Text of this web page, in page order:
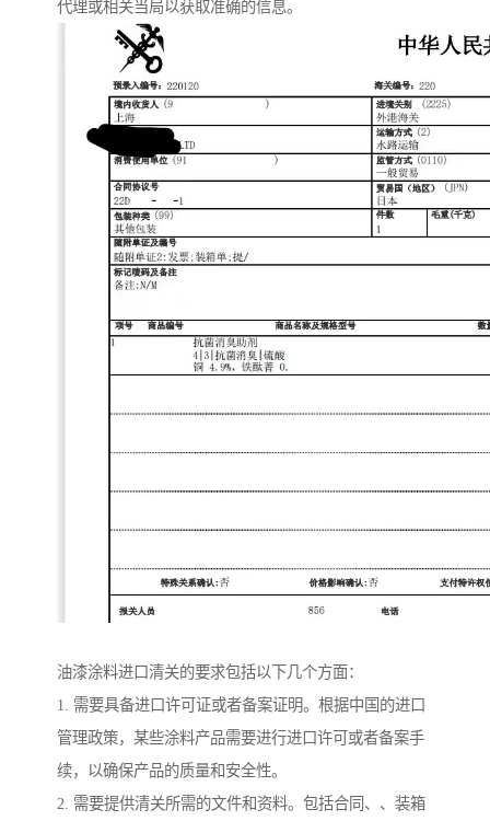
代理或相关当局以获取准确的信息。
油漆涂料进口清关的要求包括以下几个方面：
1. 需要具备进口许可证或者备案证明。根据中国的进口
管理政策，某些涂料产品需要进行进口许可或者备案手
续，以确保产品的质量和安全性。
2. 需要提供清关所需的文件和资料。包括合同、、装箱